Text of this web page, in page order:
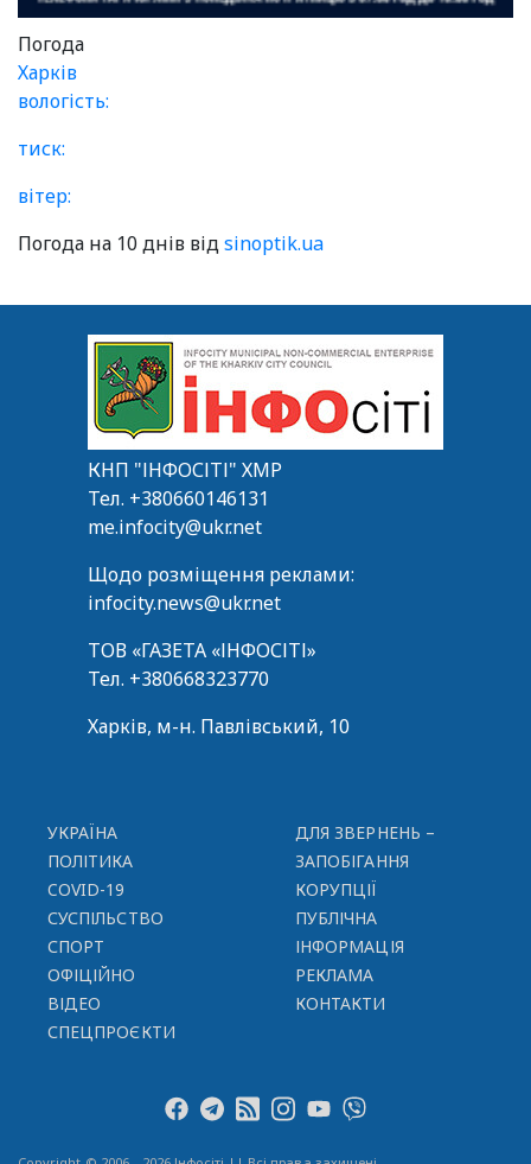
Погода
Харків
вологість:
тиск:
вітер:
Погода на 10 днів відsinoptik.ua
КНП "ІНФОСІТІ" ХМР
Тел. +380660146131
me.infocity@ukr.net
Щодо розміщення реклами:
infocity.news@ukr.net
ТОВ «ГАЗЕТА «ІНФОСІТІ»
Тел. +380668323770
Харків, м-н. Павлівський, 10
УКРАЇНА
ПОЛІТИКА
COVID-19
СУСПІЛЬСТВО
СПОРТ
ОФІЦІЙНО
ВІДЕО
СПЕЦПРОЄКТИ
ДЛЯ ЗВЕРНЕНЬ –
ЗАПОБІГАННЯ
КОРУПЦІЇ
ПУБЛІЧНА
ІНФОРМАЦІЯ
РЕКЛАМА
КОНТАКТИ